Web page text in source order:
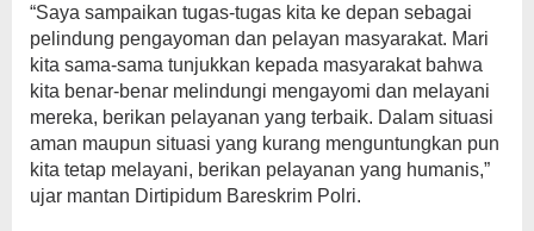
“Saya sampaikan tugas-tugas kita ke depan sebagai
pelindung pengayoman dan pelayan masyarakat. Mari
kita sama-sama tunjukkan kepada masyarakat bahwa
kita benar-benar melindungi mengayomi dan melayani
mereka, berikan pelayanan yang terbaik. Dalam situasi
aman maupun situasi yang kurang menguntungkan pun
kita tetap melayani, berikan pelayanan yang humanis,”
ujar mantan Dirtipidum Bareskrim Polri.